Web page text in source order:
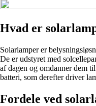
Hvad er
Solarlamper er
De er udstyret med
af dagen og omdanner dem
batteri, som derefter driver
Fordele ved